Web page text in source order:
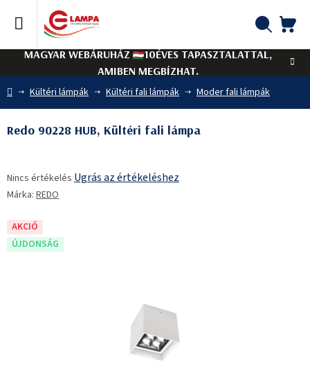
tartalomhoz
MAGYAR WEBÁRUHÁZ
10ÉVES TAPASZTALATTAL,
AMIBEN MEGBÍZHAT.
Kezdőlap
Kültéri lámpák Kültéri fali lámpák Moder fali lámpák
Redo 90228 HUB, Kültéri fali lámpa
termék
átlagos
5-
ből
Nincs értékelés Ugrás az értékeléshez
Márka: REDO
AKCIÓ
ÚJDONSÁG